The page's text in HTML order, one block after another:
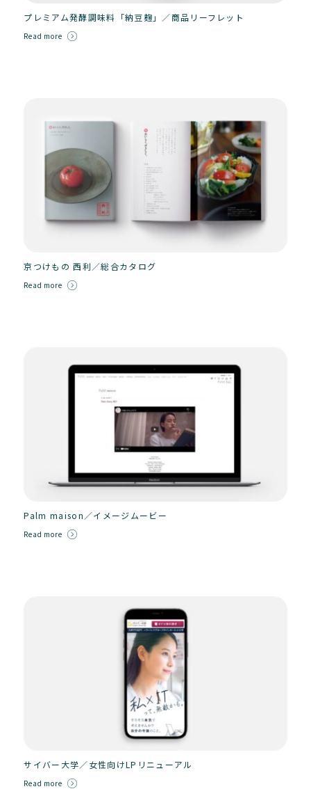
プレミアム発酵調味料「納豆麹」／商品リーフレット
Read more
京つけもの 西利／総合カタログ
Read more
Palm maison／イメージムービー
Read more
サイバー大学／女性向けLPリニューアル
Read more